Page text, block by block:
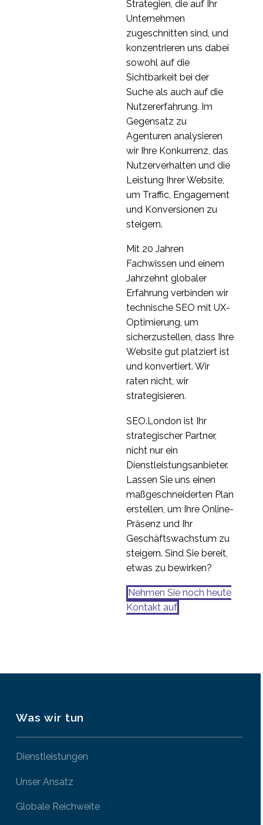
Strategien, die auf Ihr
Unternehmen
zugeschnitten sind, und
konzentrieren uns dabei
sowohl auf die
Sichtbarkeit bei der
Suche als auch auf die
Nutzererfahrung. Im
Gegensatz zu
Agenturen analysieren
wir Ihre Konkurrenz, das
Nutzerverhalten und die
Leistung Ihrer Website,
um Traffic, Engagement
und Konversionen zu
steigern.
Mit 20 Jahren
Fachwissen und einem
Jahrzehnt globaler
Erfahrung verbinden wir
technische SEO mit UX-
Optimierung, um
sicherzustellen, dass Ihre
Website gut platziert ist
und konvertiert. Wir
raten nicht, wir
strategisieren.
SEO.London ist Ihr
strategischer Partner,
nicht nur ein
Dienstleistungsanbieter.
Lassen Sie uns einen
maßgeschneiderten Plan
erstellen, um Ihre Online-
Präsenz und Ihr
Geschäftswachstum zu
steigern. Sind Sie bereit,
etwas zu bewirken?
Nehmen Sie noch heute
Kontakt auf
Was wir tun
Dienstleistungen
Unser Ansatz
Globale Reichweite